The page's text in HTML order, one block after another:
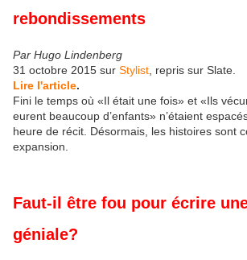
rebondissements
Par Hugo Lindenberg
31 octobre 2015 sur Stylist , repris sur Slate.
Lire l'article.
Fini le temps où «Il était une fois» et «Ils
eurent beaucoup d’enfants» n’étaient
heure de récit. Désormais, les histoires sont
expansion
Faut-il être fou pour écrire
géniale?